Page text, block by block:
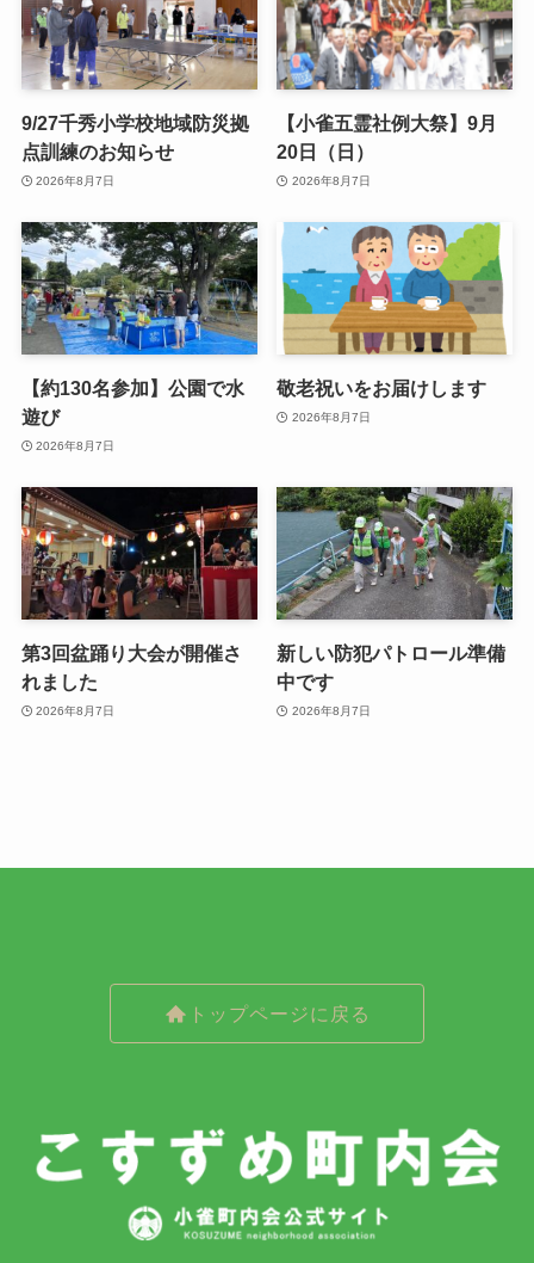
9/27千秀小学校地域防災拠
点訓練のお知らせ
2026年8月7日
【小雀五霊社例大祭】9月
20日（日）
2026年8月7日
【約130名参加】公園で水
遊び
2026年8月7日
敬老祝いをお届けします
2026年8月7日
第3回盆踊り大会が開催さ
れました
2026年8月7日
新しい防犯パトロール準備
中です
2026年8月7日
トップページに戻る